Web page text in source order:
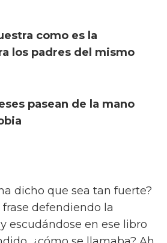
como es la
los padres del mismo
pasean de la mano
dicho que sea tan fuerte?
defendiendo la
escudándose en ese libro